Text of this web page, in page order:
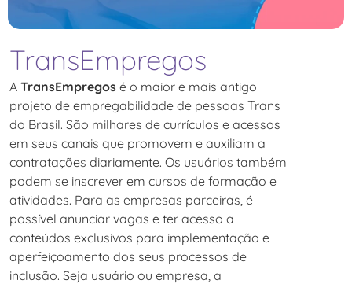
TransEmpregos
A TransEmpregos é o maior e mais antigo
projeto de empregabilidade de pessoas Trans
do Brasil. São milhares de currículos e acessos
em seus canais que promovem e auxiliam a
contratações diariamente. Os usuários também
podem se inscrever em cursos de formação e
atividades. Para as empresas parceiras, é
possível anunciar vagas e ter acesso a
conteúdos exclusivos para implementação e
aperfeiçoamento dos seus processos de
inclusão. Seja usuário ou empresa, a